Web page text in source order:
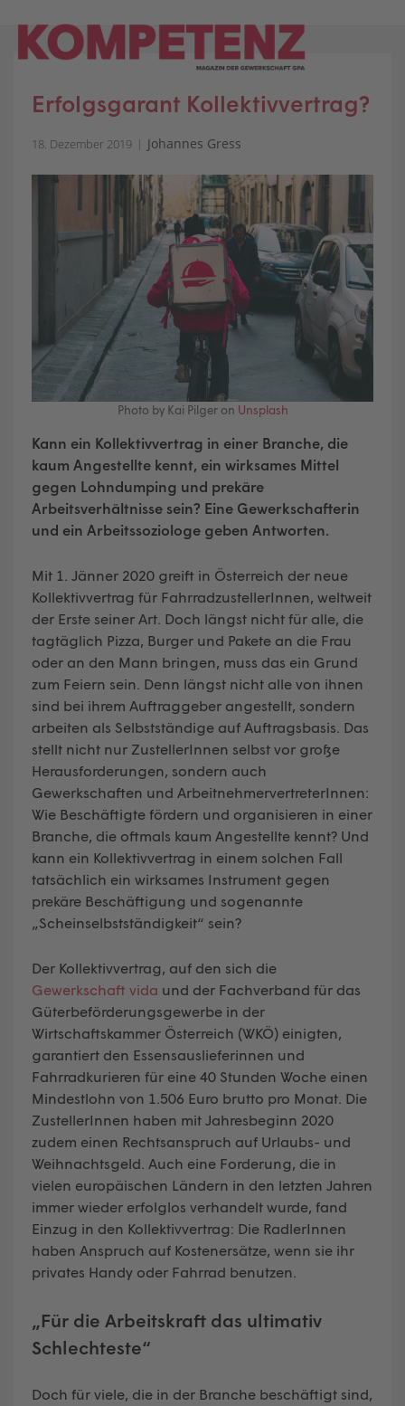
content
Erfolgsgarant Kollektivvertrag?
18. Dezember 2019 Johannes Gress
Photo by Kai Pilger on Unsplash
Kann ein Kollektivvertrag in einer Branche, die
kaum Angestellte kennt, ein wirksames Mittel
gegen Lohndumping und prekäre
Arbeitsverhältnisse sein? Eine Gewerkschafterin
und ein Arbeitssoziologe geben Antworten.
Mit 1. Jänner 2020 greift in Österreich der neue
Kollektivvertrag für FahrradzustellerInnen, weltweit
der Erste seiner Art. Doch längst nicht für alle, die
tagtäglich Pizza, Burger und Pakete an die Frau
oder an den Mann bringen, muss das ein Grund
zum Feiern sein. Denn längst nicht alle von ihnen
sind bei ihrem Auftraggeber angestellt, sondern
arbeiten als Selbstständige auf Auftragsbasis. Das
stellt nicht nur ZustellerInnen selbst vor große
Herausforderungen, sondern auch
Gewerkschaften und ArbeitnehmervertreterInnen:
Wie Beschäftigte fördern und organisieren in einer
Branche, die oftmals kaum Angestellte kennt? Und
kann ein Kollektivvertrag in einem solchen Fall
tatsächlich ein wirksames Instrument gegen
prekäre Beschäftigung und sogenannte
„Scheinselbstständigkeit“ sein?
Der Kollektivvertrag, auf den sich die
Gewerkschaft vida und der Fachverband für das
Güterbeförderungsgewerbe in der
Wirtschaftskammer Österreich (WKÖ) einigten,
garantiert den Essensauslieferinnen und
Fahrradkurieren für eine 40 Stunden Woche einen
Mindestlohn von 1.506 Euro brutto pro Monat. Die
ZustellerInnen haben mit Jahresbeginn 2020
zudem einen Rechtsanspruch auf Urlaubs- und
Weihnachtsgeld. Auch eine Forderung, die in
vielen europäischen Ländern in den letzten Jahren
immer wieder erfolglos verhandelt wurde, fand
Einzug in den Kollektivvertrag: Die RadlerInnen
haben Anspruch auf Kostenersätze, wenn sie ihr
privates Handy oder Fahrrad benutzen.
„Für die Arbeitskraft das ultimativ
Schlechteste“
Doch für viele, die in der Branche beschäftigt sind,